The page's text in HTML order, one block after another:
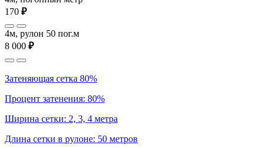
170 ₽
4м, рулон 50 пог.м
8 000 ₽
Затеняющая сетка 80%
Процент затенения: 80%
Ширина сетки: 2, 3, 4 метра
Длина сетки в рулоне: 50 метров